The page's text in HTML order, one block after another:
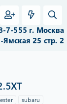
7-555 г. Москва
25 стр. 2
subaru